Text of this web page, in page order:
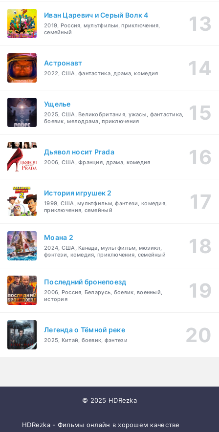
Иван Царевич и Серый Волк 4
2019, Россия, мультфильм, приключения,
семейный
Астронавт
2022, США, фантастика, драма, комедия
Ущелье
2025, США, Великобритания, ужасы, фантастика,
боевик, мелодрама, приключения
Дьявол носит Prada
2006, США, Франция, драма, комедия
История игрушек 2
1999, США, мультфильм, фэнтези, комедия,
приключения, семейный
Моана 2
2024, США, Канада, мультфильм, мюзикл,
фэнтези, комедия, приключения, семейный
Последний бронепоезд
2006, Россия, Беларусь, боевик, военный,
история
Легенда о Тёмной реке
2025, Китай, боевик, фэнтези
© 2025 HDRezka
HDRezka - Фильмы онлайн в хорошем качестве